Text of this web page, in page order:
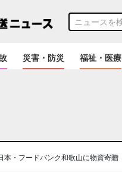
災害・防災 福祉・医療
本・フードバンク和歌山に物資寄贈